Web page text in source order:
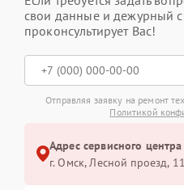
свои данные и дежурный
проконсультирует Вас!
Отправляя заявку на ремонт
Политикой
Адрес сервисного
г. Омск, ​Лесной проезд, 11